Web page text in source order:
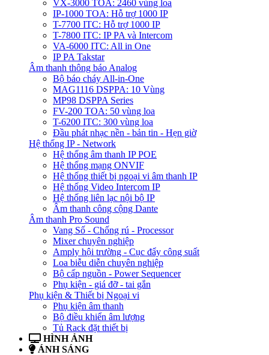
VX-3000 TOA: 2460 vùng loa
IP-1000 TOA: Hỗ trợ 1000 IP
T-7700 ITC: Hỗ trợ 1000 IP
T-7800 ITC: IP PA và Intercom
VA-6000 ITC: All in One
IP PA Takstar
Âm thanh thông báo Analog
Bộ báo cháy All-in-One
MAG1116 DSPPA: 10 Vùng
MP98 DSPPA Series
FV-200 TOA: 50 vùng loa
T-6200 ITC: 300 vùng loa
Đầu phát nhạc nền - bản tin - Hẹn giờ
Hệ thống IP - Network
Hệ thống âm thanh IP POE
Hệ thống mạng ONVIF
Hệ thống thiết bị ngoại vi âm thanh IP
Hệ thống Video Intercom IP
Hệ thống liên lạc nội bộ IP
Âm thanh công cộng Dante
Âm thanh Pro Sound
Vang Số - Chống rú - Processor
Mixer chuyên nghiệp
Amply hội trường - Cục đẩy công suất
Loa biễu diễn chuyên nghiệp
Bộ cấp nguồn - Power Sequencer
Phụ kiện - giá đỡ - tai gắn
Phụ kiện & Thiết bị Ngoại vi
Phụ kiện âm thanh
Bộ điều khiển âm lượng
Tủ Rack đặt thiết bị
HÌNH ẢNH
ÁNH SÁNG